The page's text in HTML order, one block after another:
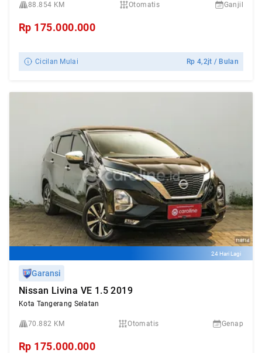
88.854 KM Otomatis Ganjil
Rp 175.000.000
Cicilan Mulai Rp4,2jt / Bulan
24 Hari Lagi
Garansi
Nissan Livina VE 1.5 2019
Kota Tangerang Selatan
70.882 KM Otomatis Genap
Rp 175.000.000